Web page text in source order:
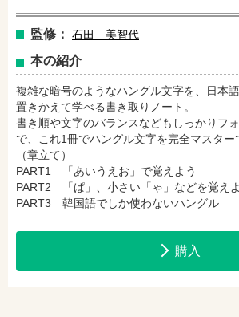
監修： 石田 美智代
本の紹介
複雑な暗号のようなハングル文字を、日本
置きかえて学べる書き取りノート。
書き順や文字のバランスなどもしっかりフ
で、これ1冊でハングル文字を完全マスター
（章立て）
PART1 「あいうえお」で覚えよう
PART2 「ぱ」、小さい「ゃ」などを覚え
PART3 韓国語でしか使わないハングル
購入
e-honで購入
hontoで購入